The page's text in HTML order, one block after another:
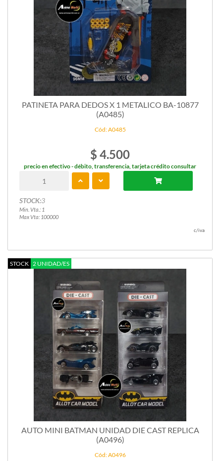
PATINETA PARA DEDOS X 1 METALICO BA-10877
(A0485)
Cód: A0485
$ 4.500
precio en efectivo - débito, transferencia, tarjeta crédito consultar
STOCK:3
Min. Vta.: 1
Max Vta: 100000
c/iva
STOCK 2 UNIDAD/ES
AUTO MINI BATMAN UNIDAD DIE CAST REPLICA
(A0496)
Cód: A0496